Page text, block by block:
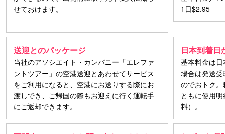
せておけます。
1日$2.95
送迎とのパッケージ
当社のアソシエイト・カンパニー「エレファ
ントツアー」の空港送迎とあわせてサービス
をご利用になると、空港にお送りする際にお
渡しでき、ご帰国の際もお迎えに行く運転手
にご返却できます。
日本到着日
基本料金は
場合は発送
のでおトク
ともに使用
料）。